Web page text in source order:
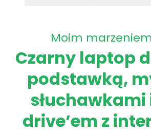
Moim
Czarny laptop
podstawką,
słuchawkami
drive’em z